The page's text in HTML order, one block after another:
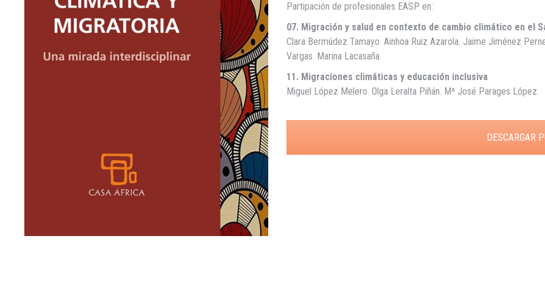
Partipación de profesionales EASP en:
07. Migración y salud en contexto de cambio climático en el
Clara Bermúdez Tamayo. Ainhoa Ruiz Azarola. Jaime Jiménez
Vargas. Marina Lacasaña.
11. Migraciones climáticas y educación inclusiva
Miguel López Melero. Olga Leralta Piñán. Mª José Parages López.
DESCARGAR